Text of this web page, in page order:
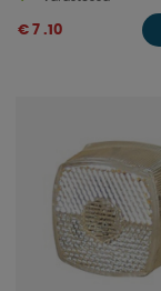
€ 7 .10